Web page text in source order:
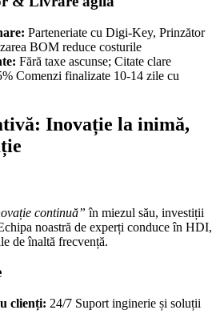
Parteneriate cu Digi-Key, Prinzător
BOM reduce costurile
Fără taxe ascunse; Citate clare
Comenzi finalizate 10-14 zile cu
Inovație la inimă,
continuă” în miezul său, investiții
noastră de experți conduce în HDI,
de înaltă frecvență.
clienți: 24/7 Suport inginerie și soluții